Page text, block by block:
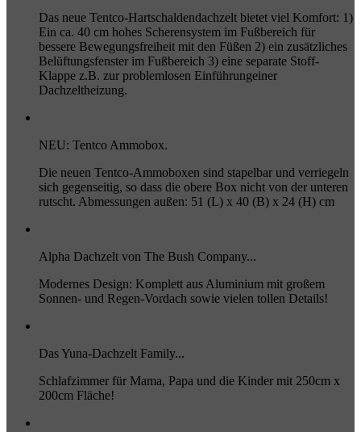
Das neue Tentco-Hartschaldendachzelt bietet viel Komfort: 1)
Ein ca. 40 cm hohes Scherensystem im Fußbereich für
bessere Bewegungsfreiheit mit den Füßen 2) ein zusätzliches
Belüftungsfenster im Fußbereich 3) eine separate Stoff-
Klappe z.B. zur problemlosen Einführungeiner
Dachzeltheizung.
NEU: Tentco Ammobox.
Die neuen Tentco-Ammoboxen sind stapelbar und verriegeln
sich gegenseitig, so dass die obere Box nicht von der unteren
rutscht. Abmessungen außen: 51 (L) x 40 (B) x 24 (H) cm
Alpha Dachzelt von The Bush Company...
Modernes Design: Komplett aus Aluminium mit großem
Sonnen- und Regen-Vordach sowie vielen tollen Details!
Das Yuna-Dachzelt Family...
Schlafzimmer für Mama, Papa und die Kinder mit 250cm x
200cm Fläche!